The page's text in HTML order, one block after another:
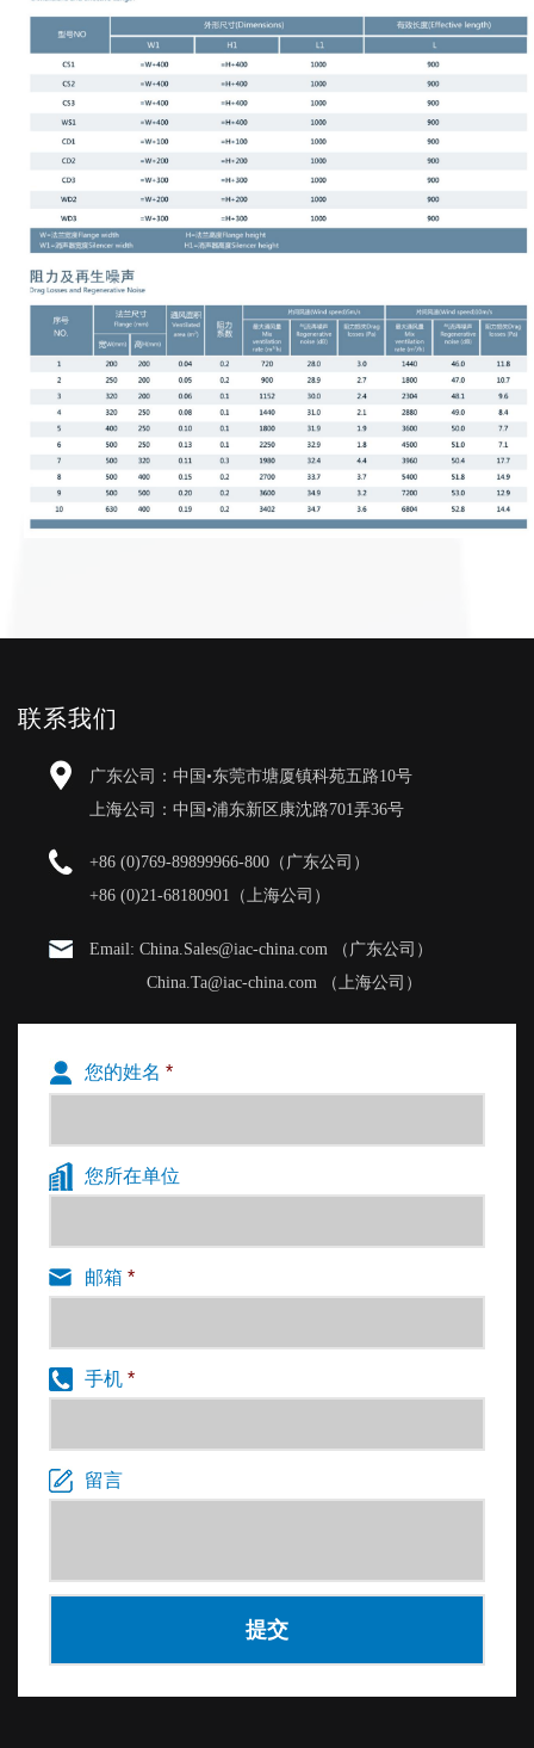
联系我们
广东公司：中国•东莞市塘厦镇科苑五路10号
上海公司：中国•浦东新区康沈路701弄36号
+86 (0)769-89899966-800（广东公司）
+86 (0)21-68180901（上海公司）
Email: China.Sales@iac-china.com （广东公司）
China.Ta@iac-china.com （上海公司）
您的姓名 *
您所在单位
邮箱 *
手机 *
留言